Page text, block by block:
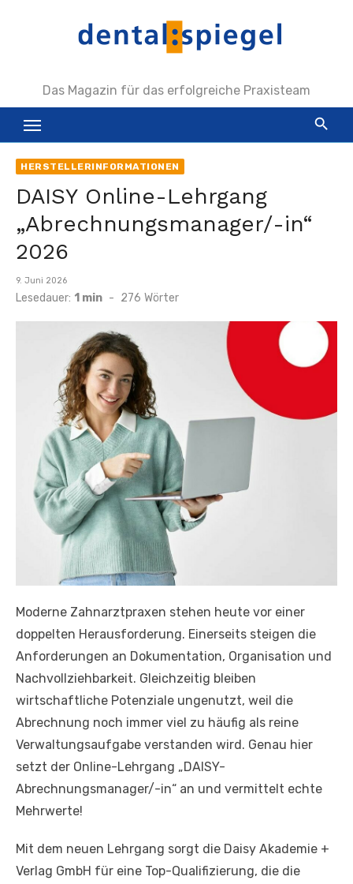
Das Magazin für das erfolgreiche Praxisteam
HERSTELLERINFORMATIONEN
DAISY Online-Lehrgang
„Abrechnungsmanager/-in“
2026
Veröffentlicht
am
9. Juni 2026
Lesedauer: 1 min - 276 Wörter
Moderne Zahnarztpraxen stehen heute vor einer
doppelten Herausforderung. Einerseits steigen die
Anforderungen an Dokumentation, Organisation und
Nachvollziehbarkeit. Gleichzeitig bleiben
wirtschaftliche Potenziale ungenutzt, weil die
Abrechnung noch immer viel zu häufig als reine
Verwaltungsaufgabe verstanden wird. Genau hier
setzt der Online-Lehrgang „DAISY-
Abrechnungsmanager/-in“ an und vermittelt echte
Mehrwerte!
Mit dem neuen Lehrgang sorgt die Daisy Akademie +
Verlag GmbH für eine Top-Qualifizierung, die die